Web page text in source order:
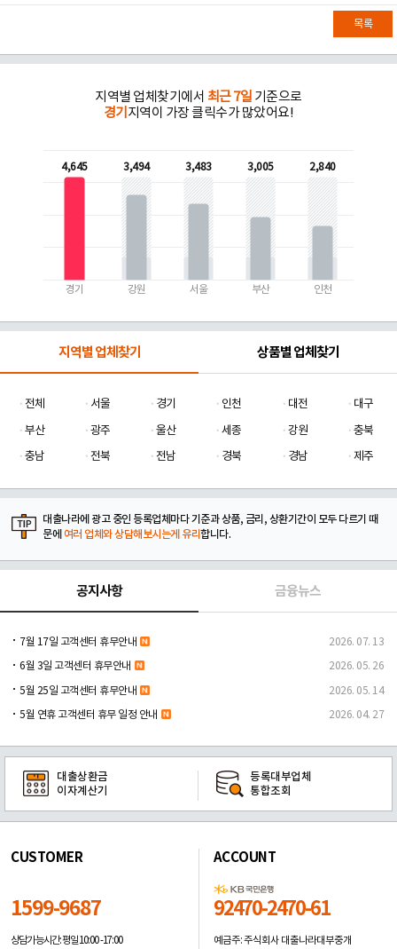
목록
지역별 업체찾기에서 최근 7일 기준으로
경기 지역이 가장 클릭수가 많았어요!
4,645
경기
3,494
강원
3,483
서울
3,005
부산
2,840
인천
지역별 업체찾기 상품별 업체찾기
전체 서울 경기 인천 대전
대구
부산
광주 울산 세종 강원
충북
충남
전북 전남 경북 경남 제주
대출나라에 광고 중인 등록업체마다 기준과 상품, 금리, 상환기간이 모두 다르기 때
문에 여러 업체와 상담해보시는게 유리합니다.
공지사항 금융뉴스
7월 17일 고객센터 휴무안내 2026. 07. 13
6월 3일 고객센터 휴무안내 2026. 05. 26
5월 25일 고객센터 휴무안내 2026. 05. 14
5월 연휴 고객센터 휴무 일정 안내 2026. 04. 27
대출상환금
이자계산기
등록대부업체
통합조회
CUSTOMER
1599-9687
상담가능시간: 평일10:00 -17:00
ACCOUNT
92470-2470-61
예금주: 주식회사 대출나라대부중개